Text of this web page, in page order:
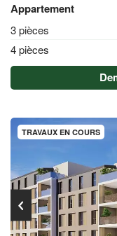
Appartement
3 pièces
4 pièces
TRAVAUX EN COURS